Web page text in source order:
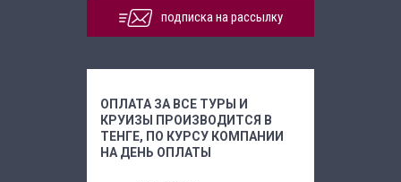
подписка на рассылку
ОПЛАТА ЗА ВСЕ ТУРЫ И
КРУИЗЫ ПРОИЗВОДИТСЯ В
ТЕНГЕ, ПО КУРСУ КОМПАНИИ
НА ДЕНЬ ОПЛАТЫ